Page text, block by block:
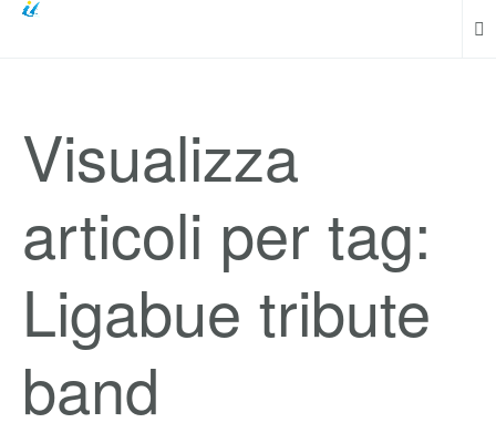
Visualizza
articoli per tag:
Ligabue tribute
band